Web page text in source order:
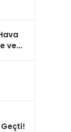
ve
Geçti!